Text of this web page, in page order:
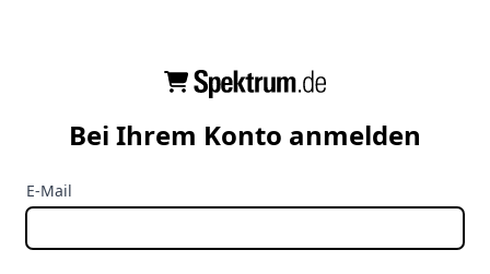
Bei Ihrem Konto anmelden
E-Mail